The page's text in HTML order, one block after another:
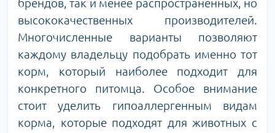
брендов, так и менее распространенных, но
высококачественных производителей.
Многочисленные варианты позволяют
каждому владельцу подобрать именно тот
корм, который наиболее подходит для
конкретного питомца. Особое внимание
стоит уделить гипоаллергенным видам
корма, которые подходят для животных с